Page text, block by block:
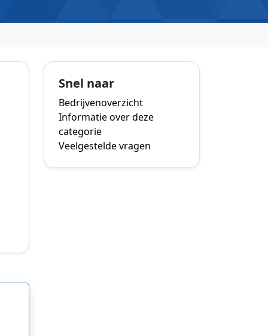
Snel naar
Bedrijvenoverzicht
Informatie over deze
categorie
Veelgestelde vragen